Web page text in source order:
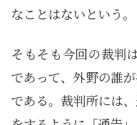
なことはないという。
そもそも今回の裁判
であって、外野の誰
である。裁判所には